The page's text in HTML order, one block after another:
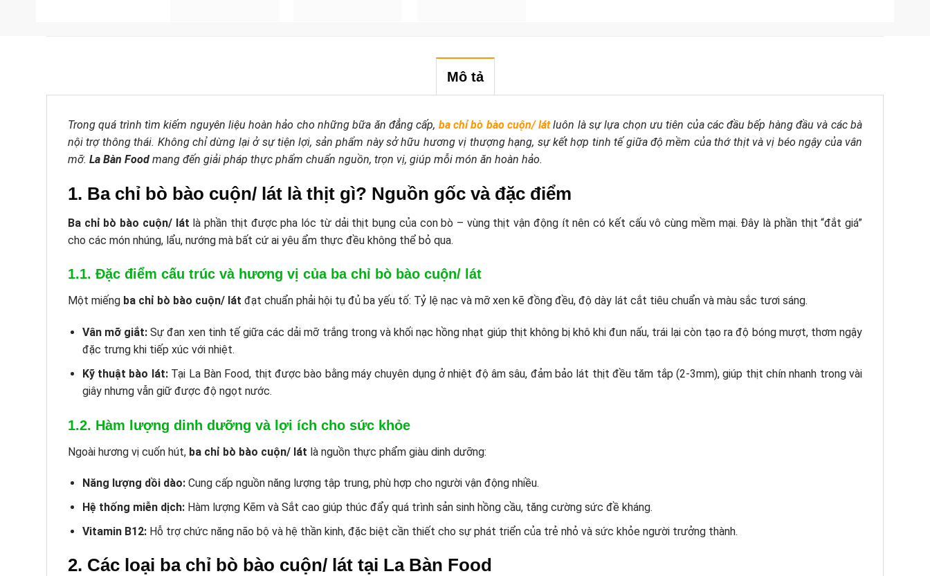
Mô tả
Trong quá trình tìm kiếm nguyên liệu hoàn hảo cho những bữa ăn đẳng cấp, ba chỉ bò bào cuộn/ látluôn là sự lựa chọn ưu tiên của các đầu bếp hàng đầu và các bà
nội trợ thông thái. Không chỉ dừng lại ở sự tiện lợi, sản phẩm này sở hữu hương vị thượng hạng, sự kết hợp tinh tế giữa độ mềm của thớ thịt và vị béo ngậy của vân
mỡ. La Bàn Food mang đến giải pháp thực phẩm chuẩn nguồn, trọn vị, giúp mỗi món ăn hoàn hảo.
1. Ba chỉ bò bào cuộn/ lát là thịt gì? Nguồn gốc và đặc điểm
Ba chỉ bò bào cuộn/ lát là phần thịt được pha lóc từ dải thịt bụng của con bò – vùng thịt vận động ít nên có kết cấu vô cùng mềm mại. Đây là phần thịt “đắt giá”
cho các món nhúng, lẩu, nướng mà bất cứ ai yêu ẩm thực đều không thể bỏ qua.
1.1. Đặc điểm cấu trúc và hương vị của ba chỉ bò bào cuộn/ lát
Một miếng ba chỉ bò bào cuộn/ lát đạt chuẩn phải hội tụ đủ ba yếu tố: Tỷ lệ nạc và mỡ xen kẽ đồng đều, độ dày lát cắt tiêu chuẩn và màu sắc tươi sáng.
Vân mỡ giắt: Sự đan xen tinh tế giữa các dải mỡ trắng trong và khối nạc hồng nhạt giúp thịt không bị khô khi đun nấu, trái lại còn tạo ra độ bóng mượt, thơm ngậy
đặc trưng khi tiếp xúc với nhiệt.
Kỹ thuật bào lát:Tại La Bàn Food, thịt được bào bằng máy chuyên dụng ở nhiệt độ âm sâu, đảm bảo lát thịt đều tăm tắp (2-3mm), giúp thịt chín nhanh trong vài
giây nhưng vẫn giữ được độ ngọt nước.
1.2. Hàm lượng dinh dưỡng và lợi ích cho sức khỏe
Ngoài hương vị cuốn hút, ba chỉ bò bào cuộn/ lát là nguồn thực phẩm giàu dinh dưỡng:
Năng lượng dồi dào:Cung cấp nguồn năng lượng tập trung, phù hợp cho người vận động nhiều.
Hệ thống miễn dịch:Hàm lượng Kẽm và Sắt cao giúp thúc đẩy quá trình sản sinh hồng cầu, tăng cường sức đề kháng.
Vitamin B12:Hỗ trợ chức năng não bộ và hệ thần kinh, đặc biệt cần thiết cho sự phát triển của trẻ nhỏ và sức khỏe người trưởng thành.
2. Các loại ba chỉ bò bào cuộn/ lát tại La Bàn Food